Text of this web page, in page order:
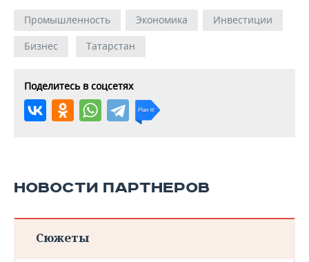
Промышленность Экономика
Инвестиции
Бизнес
Татарстан
Поделитесь в соцсетях
НОВОСТИ ПАРТНЕРОВ
Сюжеты